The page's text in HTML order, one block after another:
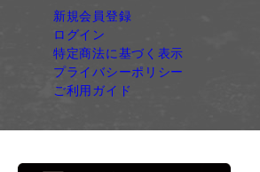
新規会員登録
ログイン
特定商法に基づく表示
プライバシーポリシー
ご利用ガイド